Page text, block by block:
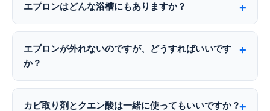
エプロンはどんな浴槽にもありますか？
エプロンが外れないのですが、どうすればいいです
か？
カビ取り剤とクエン酸は一緒に使ってもいいですか？